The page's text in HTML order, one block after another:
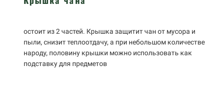
остоит из 2 частей. Крышка защитит чан от мусора и
пыли, снизит теплоотдачу, а при небольшом количестве
народу, половину крышки можно использовать как
подставку для предметов